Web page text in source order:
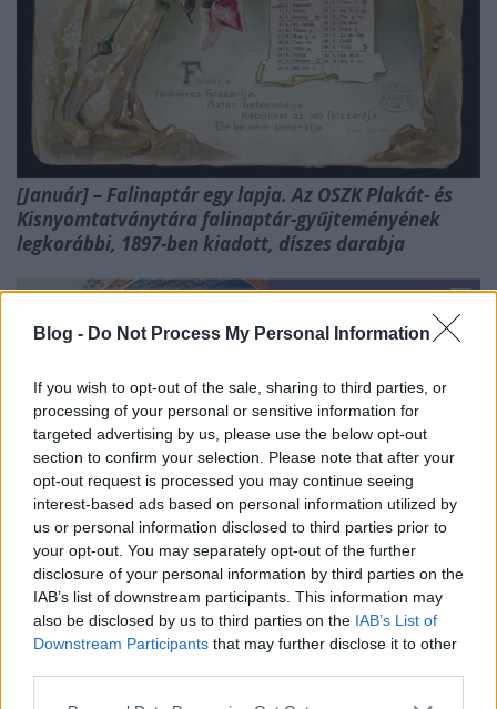
Blog - Do Not Process My Personal Information
If you wish to opt-out of the sale, sharing to third parties, or
processing of your personal or sensitive information for
targeted advertising by us, please use the below opt-out
section to confirm your selection. Please note that after your
opt-out request is processed you may continue seeing
interest-based ads based on personal information utilized by
us or personal information disclosed to third parties prior to
your opt-out. You may separately opt-out of the further
disclosure of your personal information by third parties on the
IAB’s list of downstream participants. This information may
also be disclosed by us to third parties on the IAB’s List of
Downstream Participants that may further disclose it to other
[Január] – Falinaptár egy lapja. Az OSZK Plakát- és
Kisnyomtatványtára falinaptár-gyűjteményének
legkorábbi, 1897-ben kiadott, díszes darabja
Folyjon ez esztendő kívánt békességben,
Kívánom, boldogul múljon, menjen végben.
Maradjon meg édes hazánk csendességben,
Mindenekre áldás szálljon nagy bőségben.
Boldogasszony hava, Kalendáriumi
versezet, 1774– In: A megszentelt ország,